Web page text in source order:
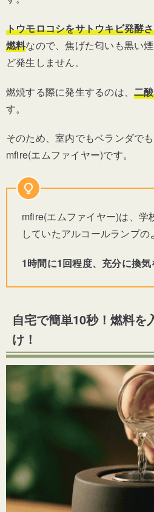
トウモロコシをサトウキビ発酵
燃料なので、焦げた匂いも黒い
ど発生しません。
燃焼する際に発生するのは、二
す。
そのため、室内でもベランダで
mfire(エムファイヤー)です。
mfire(エムファイヤー)は、学
していたアルコールランプの
1時間に1回程度、充分に換気
自宅で簡単10秒！燃料を
け！